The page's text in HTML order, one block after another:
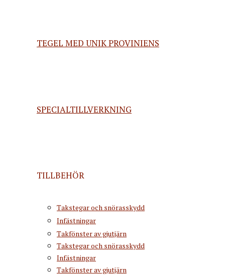
TEGEL MED UNIK PROVINIENS
SPECIALTILLVERKNING
TILLBEHÖR
Takstegar och snörasskydd
Infästningar
Takfönster av gjutjärn
Takstegar och snörasskydd
Infästningar
Takfönster av gjutjärn